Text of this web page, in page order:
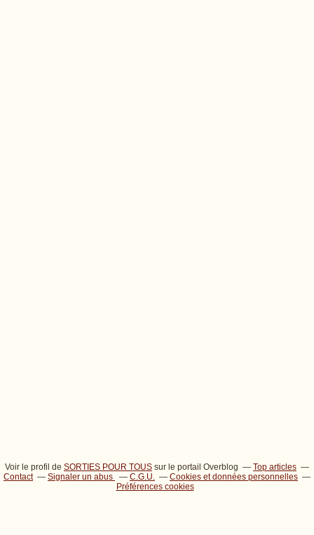
Voir le profil de SORTIES POUR TOUS sur le portail Overblog
Top articles
Contact
Signaler un abus C.G.U.
Cookies et données personnelles
Préférences cookies